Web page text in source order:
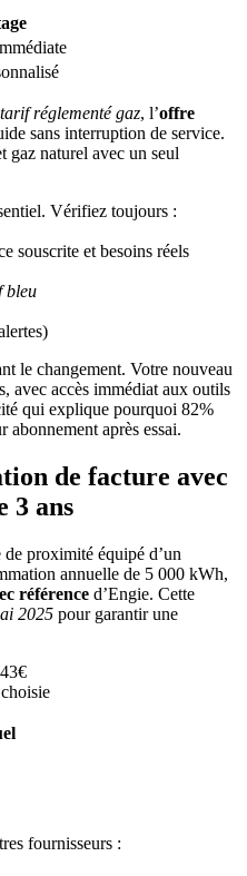
tarif réglementé gaz, l’offre
sans interruption de service.
gaz naturel avec un seul
Vérifiez toujours :
souscrite et besoins réels
bleu
le changement. Votre nouveau
avec accès immédiat aux outils
qui explique pourquoi 82%
abonnement après essai.
de facture avec
3 ans
de proximité équipé d’un
annuelle de 5 000 kWh,
référence d’Engie. Cette
2025 pour garantir une
fournisseurs :